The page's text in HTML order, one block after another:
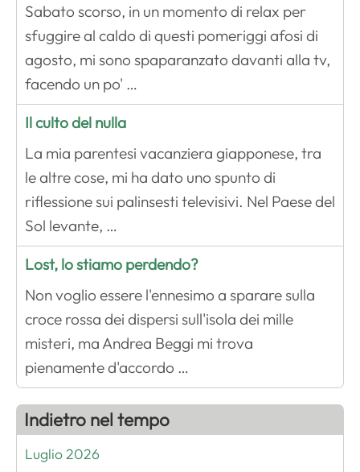
Sabato scorso, in un momento di relax per
sfuggire al caldo di questi pomeriggi afosi di
agosto, mi sono spaparanzato davanti alla tv,
facendo un po' …
Il culto del nulla
La mia parentesi vacanziera giapponese, tra
le altre cose, mi ha dato uno spunto di
riflessione sui palinsesti televisivi. Nel Paese del
Sol levante, …
Lost, lo stiamo perdendo?
Non voglio essere l'ennesimo a sparare sulla
croce rossa dei dispersi sull'isola dei mille
misteri, ma Andrea Beggi mi trova
pienamente d'accordo …
Indietro nel tempo
Luglio 2026